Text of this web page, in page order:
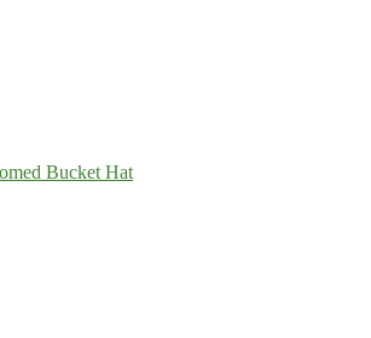
Bucket Hat